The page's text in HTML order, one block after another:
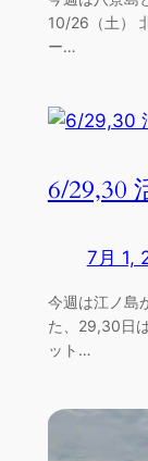
10/26（土）
ー…
6/29,30
7月 1,
今週は江ノ島
た、29,30日
ット…